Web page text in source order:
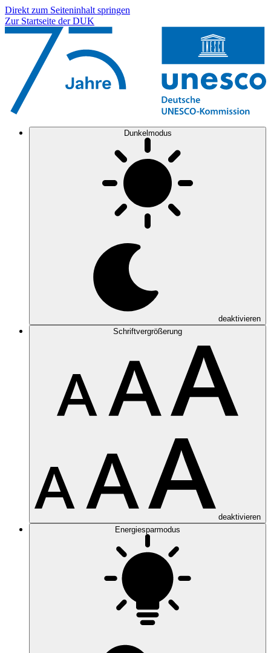
Direkt zum Seiteninhalt springen
Zur Startseite der DUK
Dunkelmodus
deaktivieren
Schriftvergrößerung
deaktivieren
Energiesparmodus